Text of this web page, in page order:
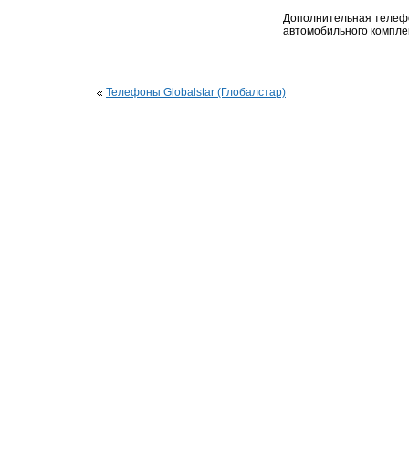
Дополнительная
автомобильного
Телефоны Globalstar (Глобалстар)